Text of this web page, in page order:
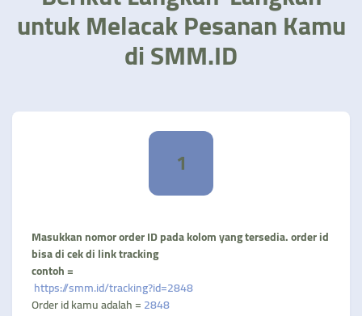
untuk Melacak Pesanan Kamu
di SMM.ID
1
Masukkan nomor order ID pada kolom yang tersedia. order id
bisa di cek di link tracking
contoh =
https://smm.id/tracking?id=2848
Order id kamu adalah =2848